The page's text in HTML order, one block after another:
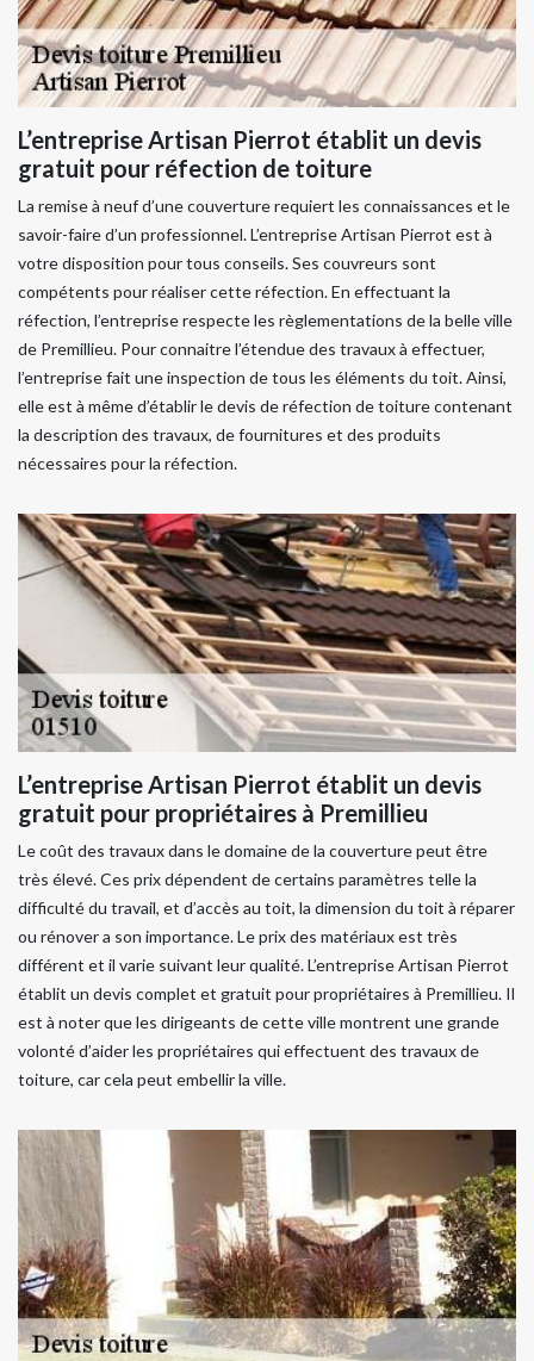
L’entreprise Artisan Pierrot établit un devis
gratuit pour réfection de toiture
La remise à neuf d’une couverture requiert les connaissances et le
savoir-faire d’un professionnel. L’entreprise Artisan Pierrot est à
votre disposition pour tous conseils. Ses couvreurs sont
compétents pour réaliser cette réfection. En effectuant la
réfection, l’entreprise respecte les règlementations de la belle ville
de Premillieu. Pour connaitre l’étendue des travaux à effectuer,
l’entreprise fait une inspection de tous les éléments du toit. Ainsi,
elle est à même d’établir le devis de réfection de toiture contenant
la description des travaux, de fournitures et des produits
nécessaires pour la réfection.
L’entreprise Artisan Pierrot établit un devis
gratuit pour propriétaires à Premillieu
Le coût des travaux dans le domaine de la couverture peut être
très élevé. Ces prix dépendent de certains paramètres telle la
difficulté du travail, et d’accès au toit, la dimension du toit à réparer
ou rénover a son importance. Le prix des matériaux est très
différent et il varie suivant leur qualité. L’entreprise Artisan Pierrot
établit un devis complet et gratuit pour propriétaires à Premillieu. Il
est à noter que les dirigeants de cette ville montrent une grande
volonté d’aider les propriétaires qui effectuent des travaux de
toiture, car cela peut embellir la ville.